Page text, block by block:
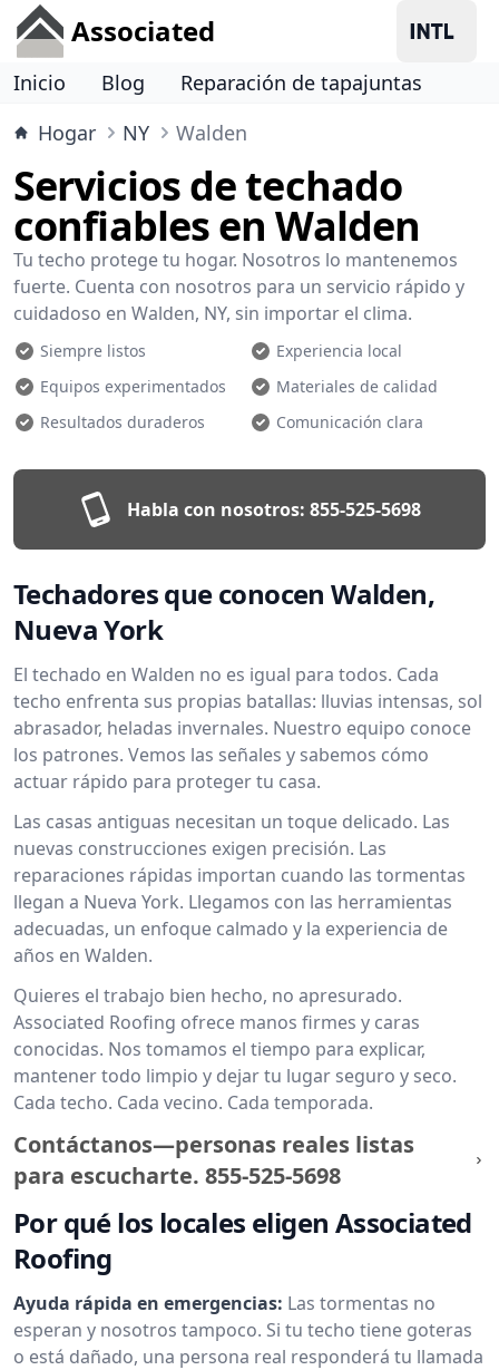
Associated
Inicio Blog
Reparación de tapajuntas
Hogar
NY Walden
Servicios de techado
confiables en Walden
Tu techo protege tu hogar. Nosotros lo mantenemos
fuerte. Cuenta con nosotros para un servicio rápido y
cuidadoso en Walden, NY, sin importar el clima.
Siempre listos
Experiencia local
Equipos experimentados
Materiales de calidad
Resultados duraderos
Comunicación clara
Habla con nosotros: 855-525-5698
Techadores que conocen Walden,
Nueva York
El techado en Walden no es igual para todos. Cada
techo enfrenta sus propias batallas: lluvias intensas, sol
abrasador, heladas invernales. Nuestro equipo conoce
los patrones. Vemos las señales y sabemos cómo
actuar rápido para proteger tu casa.
Las casas antiguas necesitan un toque delicado. Las
nuevas construcciones exigen precisión. Las
reparaciones rápidas importan cuando las tormentas
llegan a Nueva York. Llegamos con las herramientas
adecuadas, un enfoque calmado y la experiencia de
años en Walden.
Quieres el trabajo bien hecho, no apresurado.
Associated Roofing ofrece manos firmes y caras
conocidas. Nos tomamos el tiempo para explicar,
mantener todo limpio y dejar tu lugar seguro y seco.
Cada techo. Cada vecino. Cada temporada.
Contáctanos—personas reales listas
para escucharte. 855-525-5698
Por qué los locales eligen Associated
Roofing
Ayuda rápida en emergencias: Las tormentas no
esperan y nosotros tampoco. Si tu techo tiene goteras
o está dañado, una persona real responderá tu llamada